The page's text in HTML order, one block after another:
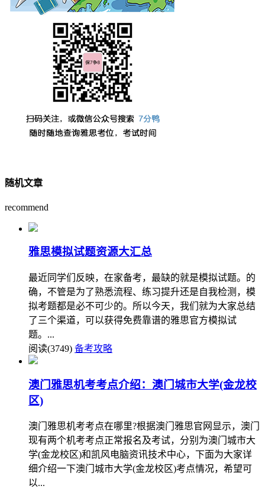
随机文章
recommend
雅思模拟试题资源大汇总
最近同学们反映，在家备考，最缺的就是模拟试题。的
确，不管是为了熟悉流程、练习提升还是自我检测，模
拟考题都是必不可少的。所以今天，我们就为大家总结
了三个渠道，可以获得免费靠谱的雅思官方模拟试
题。...
阅读(3749) 备考攻略
澳门雅思机考考点介绍：澳门城市大学(金龙校
区)
澳门雅思机考考点在哪里?根据澳门雅思官网显示，澳门
现有两个机考考点正常报名及考试，分别为澳门城市大
学(金龙校区)和凯风电脑资讯技术中心，下面为大家详
细介绍一下澳门城市大学(金龙校区)考点情况，希望可
以...